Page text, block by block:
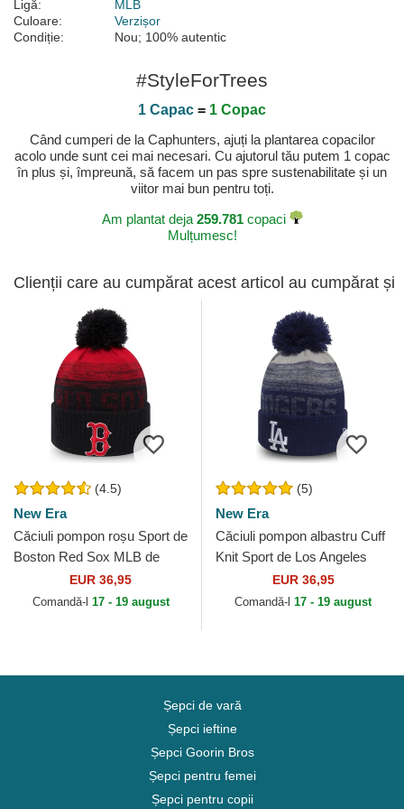
Ligă:
MLB
Culoare:
Verzișor
Condiție:
Nou; 100% autentic
#StyleForTrees
1 Capac = 1 Copac
Când cumperi de la Caphunters, ajuți la plantarea copacilor
acolo unde sunt cei mai necesari. Cu ajutorul tău putem 1 copac
în plus și, împreună, să facem un pas spre sustenabilitate și un
viitor mai bun pentru toți.
Am plantat deja 259.781copaci
Mulțumesc!
Clienții care au cumpărat acest articol au cumpărat și
(4.5)
New Era
Căciuli pompon roșu Sport de
Boston Red Sox MLB de
EUR 36,95
Comandă-l 17 - 19 august
(5)
New Era
Căciuli pompon albastru Cuff
Knit Sport de Los Angeles
Dodgers MLB de New Era
EUR 36,95
Comandă-l 17 - 19 august
Șepci de vară
Șepci ieftine
Șepci Goorin Bros
Șepci pentru femei
Șepci pentru copii